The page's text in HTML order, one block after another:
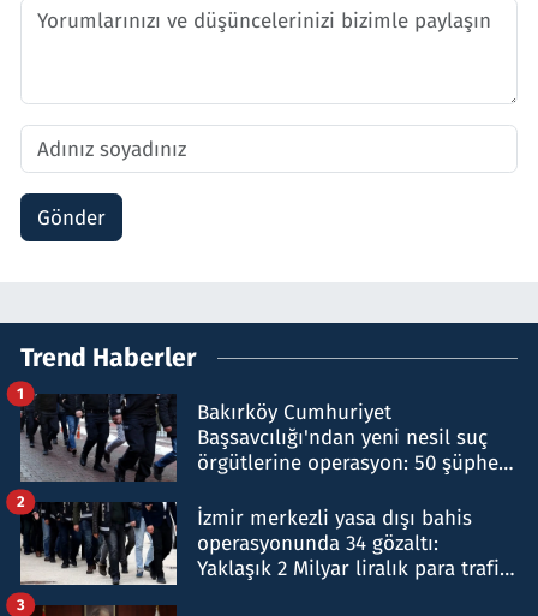
Gönder
Trend Haberler
Bakırköy Cumhuriyet
Başsavcılığı'ndan yeni nesil suç
örgütlerine operasyon: 50 şüpheli
1
İzmir merkezli yasa dışı bahis
operasyonunda 34 gözaltı:
Yaklaşık 2 Milyar liralık para trafiği
2
3